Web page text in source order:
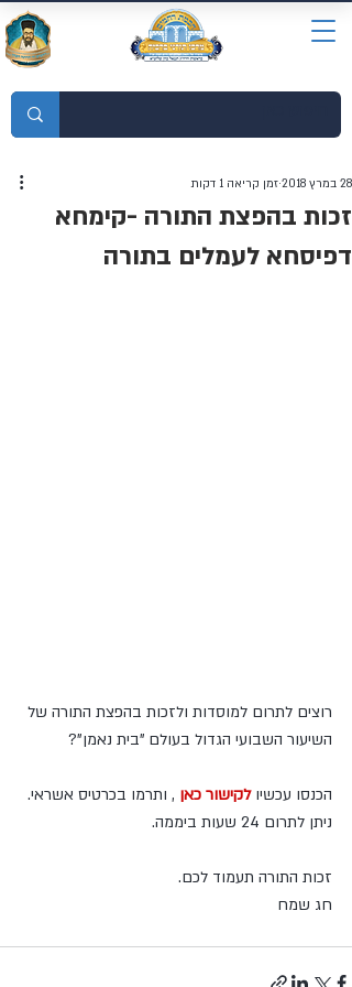
זכות בהפצת התורה -קימחא
דפיסחא לעמלים בתורה
28 במרץ 2018 זמן קריאה 1 דקות
רוצים לתרום למוסדות ולזכות בהפצת התורה של
השיעור השבועי הגדול בעולם "בית נאמן"?
הכנסו עכשיו לקישור כאן , ותרמו בכרטיס אשראי.
ניתן לתרום 24 שעות ביממה.
זכות התורה תעמוד לכם.
חג שמח